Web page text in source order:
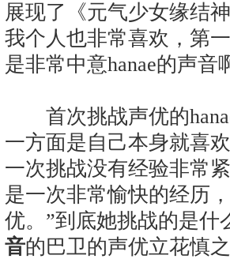
展现了《元气少女缘结
我个人也非常喜欢，第
是非常中意hanae的声音
首次挑战声优的
一方面是自己本身就喜
一次挑战没有经验非常
是一次非常愉快的经历
优。”到底她挑战的是
音的巴卫的声优立花慎